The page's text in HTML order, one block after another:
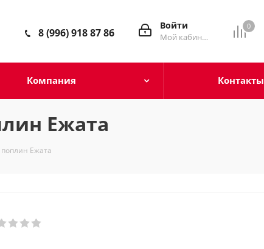
0
Войти
Мой кабинет
8 (996) 918 87 86
Компания Контакты
Ежата
поплин Ежата